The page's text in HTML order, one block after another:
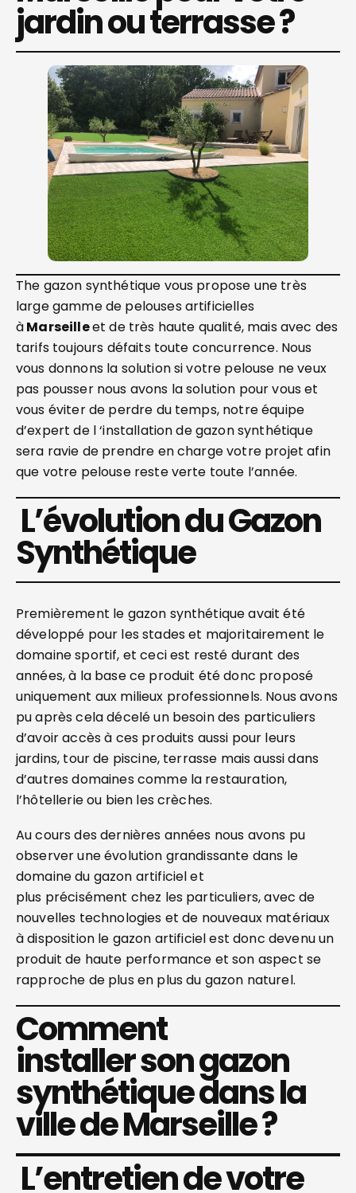
jardin ou terrasse ?
The gazon synthétique vous propose une très
large gamme de pelouses artificielles
àMarseilleet de très haute qualité, mais avec des
tarifs toujours défaits toute concurrence. Nous
vous donnons la solution si votre pelouse ne veux
pas pousser nous avons la solution pour vous et
vous éviter de perdre du temps, notre équipe
d’expert de l ‘installation de gazon synthétique
sera ravie de prendre en charge votre projet afin
que votre pelouse reste verte toute l’année.
L’évolution du Gazon
Synthétique
Premièrement le gazon synthétique avait été
développé pour les stades et majoritairement le
domaine sportif, et ceci est resté durant des
années, à la base ce produit été donc proposé
uniquement aux milieux professionnels. Nous avons
pu après cela décelé un besoin des particuliers
d’avoir accès à ces produits aussi pour leurs
jardins, tour de piscine, terrasse mais aussi dans
d’autres domaines comme la restauration,
l’hôtellerie ou bien les crèches.
Au cours des dernières années nous avons pu
observer une évolution grandissante dans le
domaine du gazon artificiel et
plus précisément chez les particuliers, avec de
nouvelles technologies et de nouveaux matériaux
à disposition le gazon artificiel est donc devenu un
produit de haute performance et son aspect se
rapproche de plus en plus du gazon naturel.
Comment
installer son gazon
synthétique dans la
ville de Marseille ?
L’entretien de votre